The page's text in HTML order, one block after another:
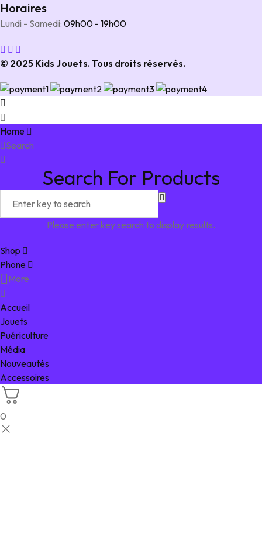
Horaires
Lundi - Samedi: 09h00 - 19h00
© 2025 Kids Jouets. Tous droits réservés.
Home
Search
Search For Products
Please enter key search to display results.
Shop
Phone
More
Accueil
Jouets
Puériculture
Média
Nouveautés
Accessoires
0